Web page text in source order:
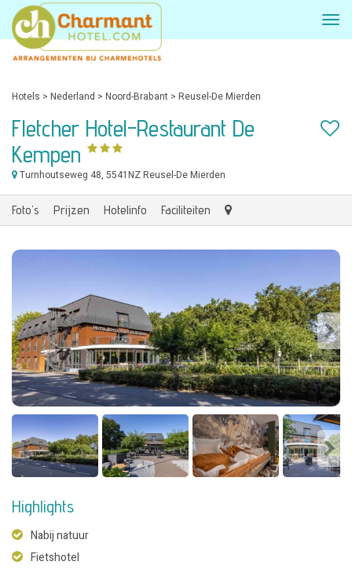
Hotels > Nederland > Noord-Brabant > Reusel-De Mierden
Fletcher Hotel-Restaurant De
Kempen
Turnhoutseweg 48, 5541NZ Reusel-De Mierden
Foto's Prijzen Hotelinfo Faciliteiten
Highlights
Nabij natuur
Fietshotel